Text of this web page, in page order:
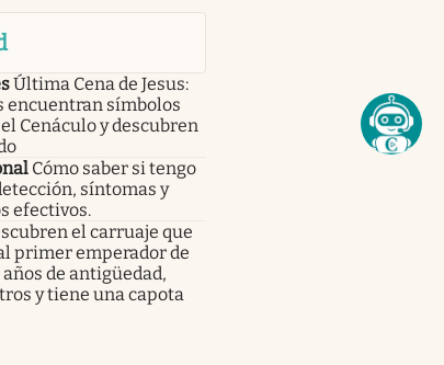
Última Cena de Jesus:
encuentran símbolos
Cenáculo y descubren
Cómo saber si tengo
síntomas y
efectivos.
el carruaje que
primer emperador de
de antigüedad,
y tiene una capota